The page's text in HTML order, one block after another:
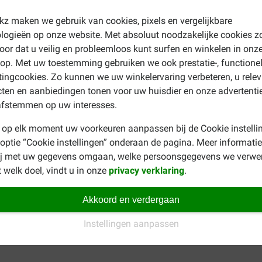
maken we gebruik van cookies, pixels en vergelijkbare
op onze website. Met absoluut noodzakelijke cookies
dat u veilig en probleemloos kunt surfen en winkelen in
Met uw toestemming gebruiken we ook prestatie-,
Zo kunnen we uw winkelervaring verbeteren, u
en aanbiedingen tonen voor uw huisdier en onze
op uw interesses.
elk moment uw voorkeuren aanpassen bij de Cookie
“Cookie instellingen” onderaan de pagina. Meer
met uw gegevens omgaan, welke persoonsgegevens we
welk doel, vindt u in onze privacy verklaring.
Akkoord en verdergaan
Instellingen aanpassen
is voor normaal gebruik
te ontlasten tijdens het hardlopen? Kijk dan eens naar